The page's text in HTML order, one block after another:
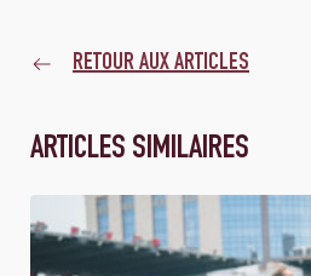
RETOUR AUX ARTICLES
ARTICLES SIMILAIRES